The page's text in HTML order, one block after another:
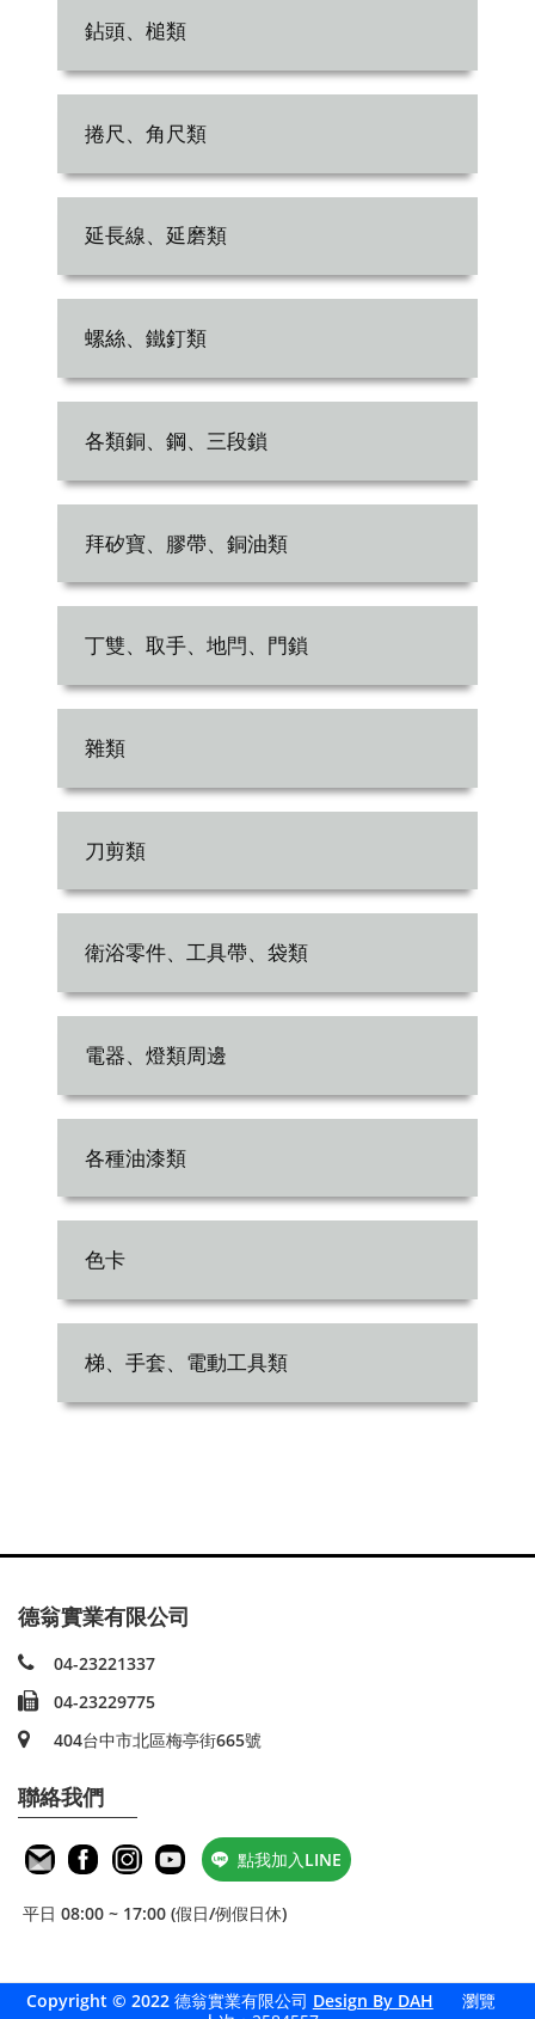
鉆頭、槌類
捲尺、角尺類
延長線、延磨類
螺絲、鐵釘類
各類銅、鋼、三段鎖
拜矽寶、膠帶、銅油類
丁雙、取手、地閂、門鎖
雜類
刀剪類
衛浴零件、工具帶、袋類
電器、燈類周邊
各種油漆類
色卡
梯、手套、電動工具類
德翁實業有限公司
04-23221337
04-23229775
404台中市北區梅亭街665號
聯絡我們
點我加入LINE
平日 08:00 ~ 17:00 (假日/例假日休)
Copyright © 2022 德翁實業有限公司 Design By DAH
瀏覽